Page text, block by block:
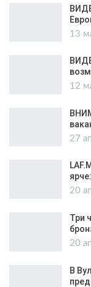
13
12
27
20
Три
20
В